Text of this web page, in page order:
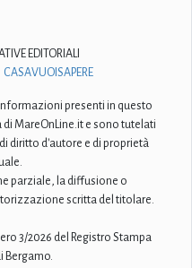
EDITORIALI
CASAVUOISAPERE
presenti in questo
MareOnLine.it e sono tutelati
diritto d'autore e di proprietà
parziale, la diffusione o
scritta del titolare.
3/2026 del Registro Stampa
Bergamo.